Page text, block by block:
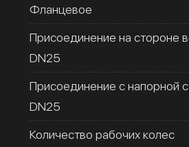
Фланцевое
Присоединение на стороне
DN25
Присоединение с напорной
DN25
Количество рабочих колес